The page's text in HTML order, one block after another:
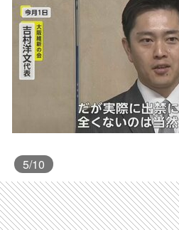
5/10